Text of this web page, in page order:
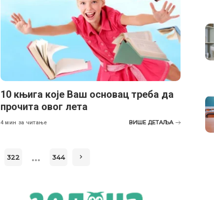
10 књига које Ваш основац треба да
прочита овог лета
4 мин за читање ВИШЕ ДЕТАЉА
322 … 344